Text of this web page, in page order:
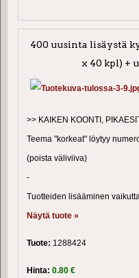
400 uusinta lisäystä
x 40 kpl) +
>> KAIKEN KOONTI,
Teema "korkeat" löytyy
(poista väliviiva)
-
Tuotteiden lisääminen
Näytä tuote »
Tuote: 1288424
Hinta: 0.80 €